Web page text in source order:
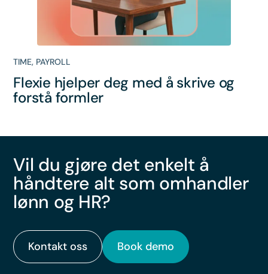
TIME, PAYROLL
Flexie hjelper deg med å skrive og
forstå formler
Vil du gjøre det enkelt å
håndtere alt som omhandler
lønn og HR?
Kontakt oss Book demo